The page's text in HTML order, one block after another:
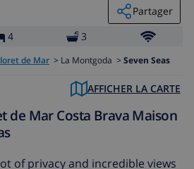
Partager
4 3
de Mar > La Montgoda > Seven Seas
AFFICHER LA CARTE
de Mar Costa Brava Maison
of privacy and incredible views